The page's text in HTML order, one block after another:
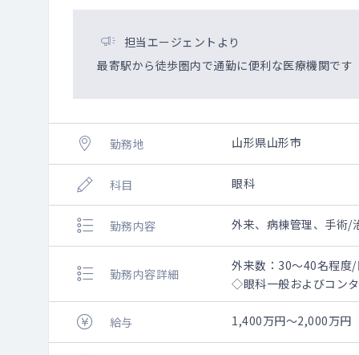
患者様の喉の状態に合
喉へレーザーを照射し
ローリスクな施術です。
担当エージェントより
最寄駅から徒歩圏内で通勤に便利な医療機関です
勤務地 山形県山形市
科目 眼科
勤務内容 外来、病棟管理、手術/
勤務内容詳細
外来数：30～40名程度/
◇眼科一般およびコン
◇手術内容：白内障手
涙嚢鼻腔吻合術・涙管
◇診察室が4室、オペ室
給与 1,400万円～2,000万円